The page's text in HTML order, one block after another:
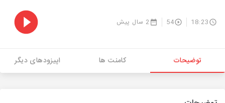
18:23
54 2 سال پیش
توضیحات کامنت ها اپیزودهای دیگر